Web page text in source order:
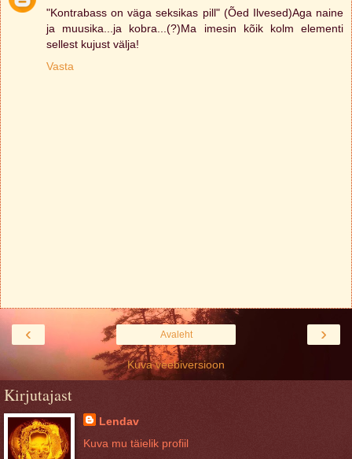
"Kontrabass on väga seksikas pill" (Õed Ilvesed)Aga naine
ja muusika...ja kobra...(?)Ma imesin kõik kolm elementi
sellest kujust välja!
Vasta
‹ ›
Avaleht
Kuva veebiversioon
Kirjutajast
Lendav
Kuva mu täielik profiil